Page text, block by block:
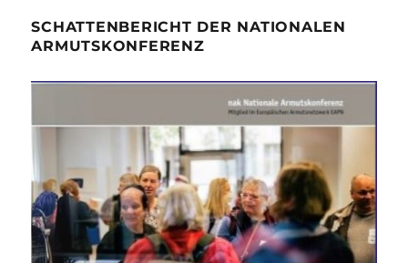
SCHATTENBERICHT DER NATIONALEN
ARMUTSKONFERENZ